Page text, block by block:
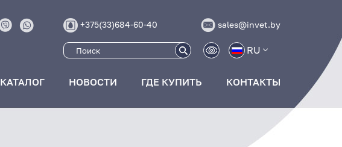
+375(33)684-60-40 sales@invet.by
RU
КАТАЛОГ НОВОСТИ ГДЕ КУПИТЬ КОНТАКТЫ